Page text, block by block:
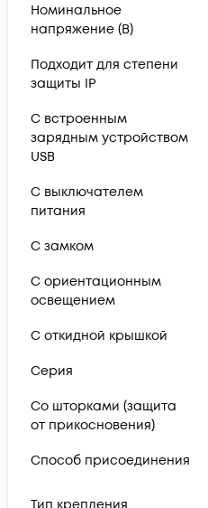
Номинальное
напряжение (В)
Подходит для степени
защиты IP
С встроенным
зарядным устройством
USB
С выключателем
питания
С замком
С ориентационным
освещением
С откидной крышкой
Серия
Со шторками (защита
от прикосновения)
Способ присоединения